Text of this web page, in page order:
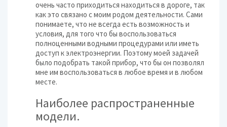
очень часто приходиться находиться в дороге, так
как это связано с моим родом деятельности. Сами
понимаете, что не всегда есть возможность и
условия, для того что бы воспользоваться
полноценными водными процедурами или иметь
доступ к электроэнергии. Поэтому моей задачей
было подобрать такой прибор, что бы он позволял
мне им воспользоваться в любое время и в любом
месте.
Наиболее распространенные
модели.